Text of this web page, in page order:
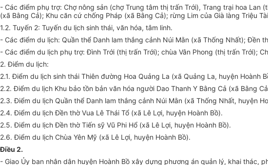
- Các điểm phụ trợ: Chợ nông sản (chợ Trung tâm thị trấn Trới), Trang trại hoa
(xã Bằng Cả); Khu căn cứ chống Pháp (xã Bằng Cả); rừng Lim của Già làng Triệu
1.2. Tuyến 2: Tuyến du lịch sinh thái, văn hóa, tâm linh.
- Các điểm du lịch: Quần thể Danh lam thắng cảnh Núi Mằn (xã Thống Nhất); Đền
- Các điểm du lịch phụ trợ: Đình Trới (thị trấn Trới); chùa Vân Phong (thị trấn Trới);
2. Điểm du lịch:
2.1. Điểm du lịch sinh thái Thiên đường Hoa Quảng La (xã Quảng La, huyện Hoành
2.2. Điểm du lịch Khu bảo tồn bản văn hóa người Dao Thanh Y Bằng Cả (xã Bằng
2.3. Điểm du lịch Quần thể Danh lam thắng cảnh Núi Mằn (xã Thống Nhất, huyện
2.4. Điểm du lịch Đền thờ Vua Lê Thái Tổ (xã Lê Lợi, huyện Hoành Bồ).
2.5. Điểm du lịch Đền thờ Tiến sỹ Vũ Phi Hổ (xã Lê Lợi, huyện Hoành Bồ).
2.6. Điểm du lịch Chùa Yên Mỹ (xã Lê Lợi, huyện Hoành Bồ).
Điều 2.
- Giao Ủy ban nhân dân huyện Hoành Bồ xây dựng phương án quản lý, khai